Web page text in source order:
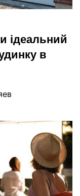
ідеальний
в